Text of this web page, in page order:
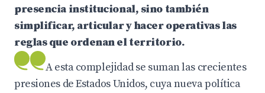
presencia institucional, sino también
simplificar, articular y hacer operativas las
reglas que ordenan el territorio.
A esta complejidad se suman las crecientes
presiones de Estados Unidos, cuya nueva política